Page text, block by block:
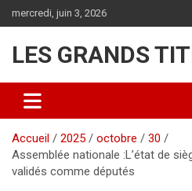
au
mercredi, juin 3, 2026
LES GRANDS
Accueil 2025 octobre
30
Assemblée nationale :L’état de
validés comme députés